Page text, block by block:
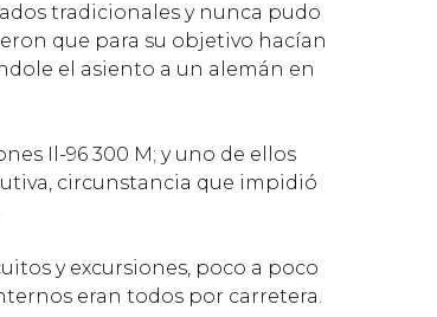
tradicionales y nunca pudo
que para su objetivo hacían
el asiento a un alemán en
Il-96 300 M; y uno de ellos
circunstancia que impidió
y excursiones, poco a poco
eran todos por carretera.